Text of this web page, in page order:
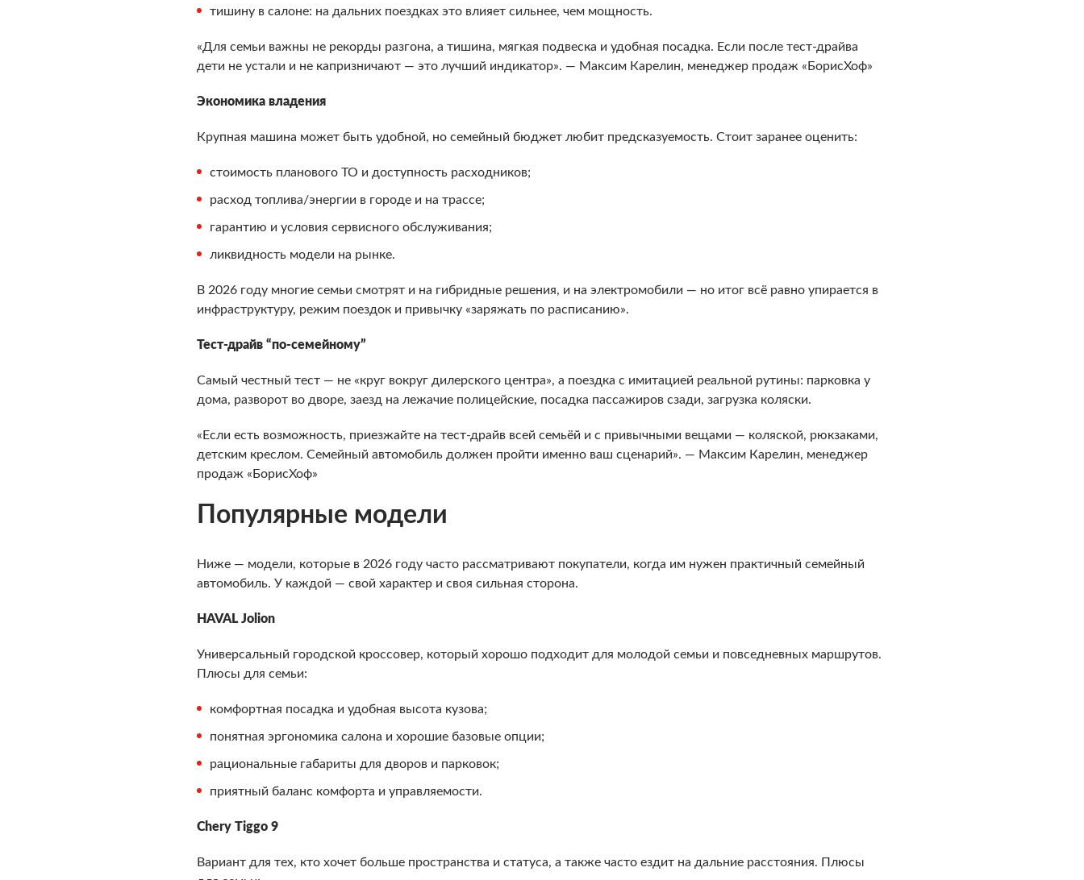
тишину в салоне: на дальних поездках это влияет сильнее, чем мощность.
«Для семьи важны не рекорды разгона, а тишина, мягкая подвеска и удобная посадка. Если после тест-драйва
дети не устали и не капризничают — это лучший индикатор». — Максим Карелин, менеджер продаж «БорисХоф»
Экономика владения
Крупная машина может быть удобной, но семейный бюджет любит предсказуемость. Стоит заранее оценить:
стоимость планового ТО и доступность расходников;
расход топлива/энергии в городе и на трассе;
гарантию и условия сервисного обслуживания;
ликвидность модели на рынке.
В 2026 году многие семьи смотрят и на гибридные решения, и на электромобили — но итог всё равно упирается в
инфраструктуру, режим поездок и привычку «заряжать по расписанию».
Тест-драйв “по-семейному”
Самый честный тест — не «круг вокруг дилерского центра», а поездка с имитацией реальной рутины: парковка у
дома, разворот во дворе, заезд на лежачие полицейские, посадка пассажиров сзади, загрузка коляски.
«Если есть возможность, приезжайте на тест-драйв всей семьёй и с привычными вещами — коляской, рюкзаками,
детским креслом. Семейный автомобиль должен пройти именно ваш сценарий». — Максим Карелин, менеджер
продаж «БорисХоф»
Популярные модели
Ниже — модели, которые в 2026 году часто рассматривают покупатели, когда им нужен практичный семейный
автомобиль. У каждой — свой характер и своя сильная сторона.
HAVAL Jolion
Универсальный городской кроссовер, который хорошо подходит для молодой семьи и повседневных маршрутов.
Плюсы для семьи:
комфортная посадка и удобная высота кузова;
понятная эргономика салона и хорошие базовые опции;
рациональные габариты для дворов и парковок;
приятный баланс комфорта и управляемости.
Chery Tiggo 9
Вариант для тех, кто хочет больше пространства и статуса, а также часто ездит на дальние расстояния. Плюсы